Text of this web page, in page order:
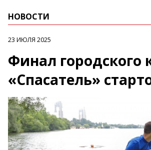
НОВОСТИ
23 ИЮЛЯ 2025
Финал городского
«Спасатель»